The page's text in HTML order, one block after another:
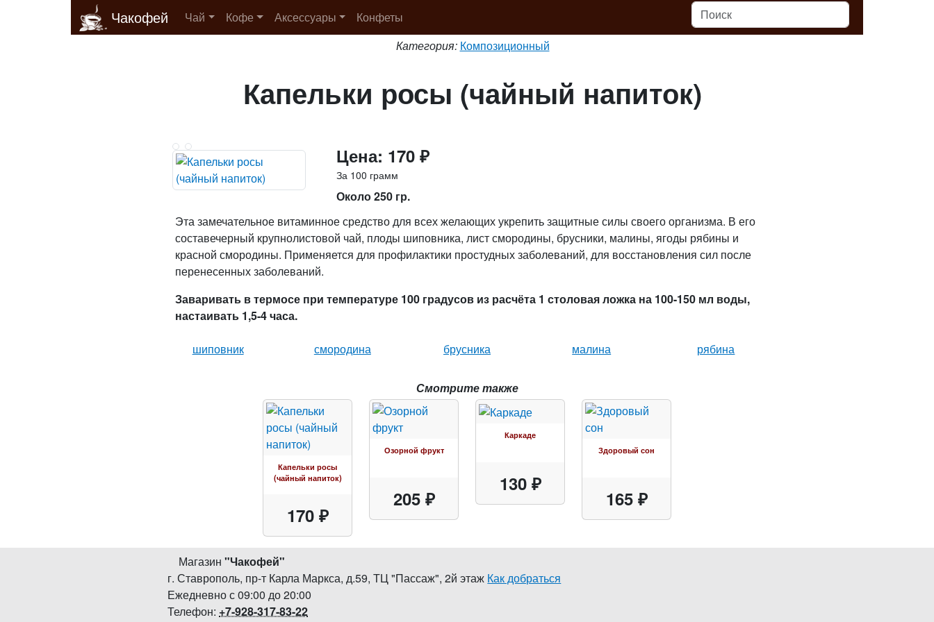
Чакофей Чай Кофе Аксессуары
Конфеты
Категория: Композиционный
Капельки росы (чайный напиток)
Цена: 170 ₽
За 100 грамм
Около 250 гр.
Эта замечательное витаминное средство для всех желающих укрепить защитные силы своего организма. В его
составечерный крупнолистовой чай, плоды шиповника, лист смородины, брусники, малины, ягоды рябины и
красной смородины. Применяется для профилактики простудных заболеваний, для восстановления сил после
перенесенных заболеваний.
Заваривать в термосе при температуре 100 градусов из расчёта 1 столовая ложка на 100-150 мл воды,
настаивать 1,5-4 часа.
шиповник смородина брусника малина рябина
Смотрите также
Капельки росы
(чайный напиток)
170 ₽
Озорной фрукт
205 ₽
Каркаде
130 ₽
Здоровый сон
165 ₽
Магазин"Чакофей"
г. Ставрополь, пр-т Карла Маркса, д.59,ТЦ "Пассаж", 2й этаж Как добраться
Ежедневно с 09:00 до 20:00
Телефон: +7-928-317-83-22